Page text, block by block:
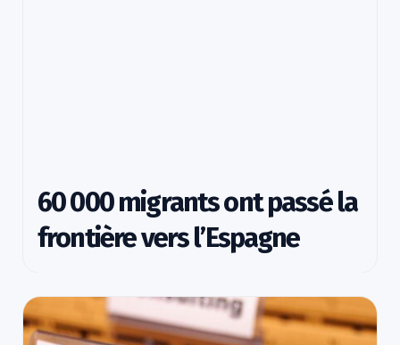
60 000 migrants ont passé la
frontière vers l’Espagne